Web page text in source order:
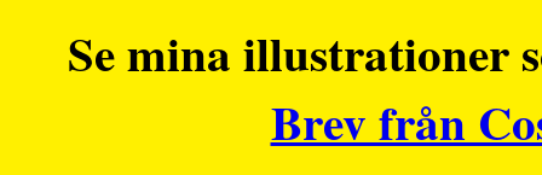
Se mina illustrationer
Brev från